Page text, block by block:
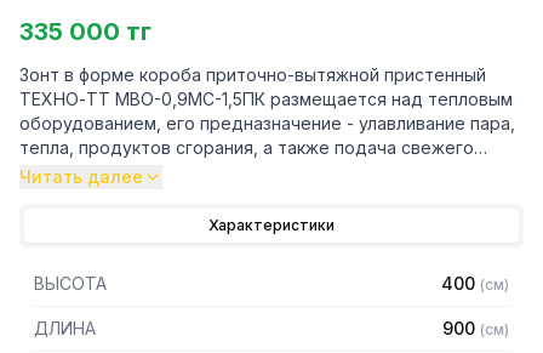
335 000 тг
Зонт в форме короба приточно-вытяжной пристенный
ТЕХНО-ТТ МВО-0,9МС-1,5ПК размещается над тепловым
оборудованием, его предназначение - улавливание пара,
тепла, продуктов сгорания, а также подача свежего
воздуха, что благоприятно сказывается на микроклимате
предметах мебели и кухонной утвари. Поэтому это
оборудование формирует микроклимат в помещении и
защищает сотрудников горячего цеха.
Читать далее
Характеристики
ВЫСОТА 400 (см)
ДЛИНА 900 (см)